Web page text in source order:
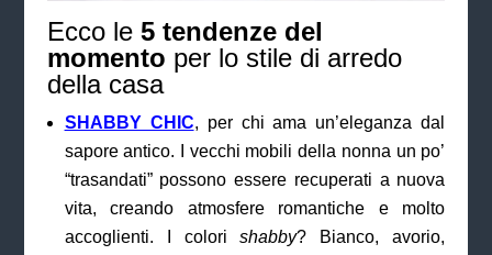
Ecco le 5 tendenze del
momento per lo stile di arredo
della casa
SHABBY CHIC, per chi ama un’eleganza dal
sapore antico. I vecchi mobili della nonna un po’
“trasandati” possono essere recuperati a nuova
vita, creando atmosfere romantiche e molto
accoglienti. I colorishabby? Bianco, avorio,